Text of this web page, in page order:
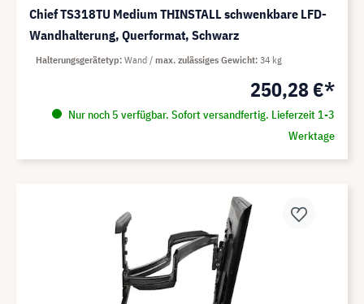
Chief TS318TU Medium THINSTALL schwenkbare LFD-
Wandhalterung, Querformat, Schwarz
250,28 €*
Nur noch 5 verfügbar. Sofort versandfertig. Lieferzeit 1-3
Werktage
Halterungsgerätetyp Wand max. zulässiges Gewicht 34 kg